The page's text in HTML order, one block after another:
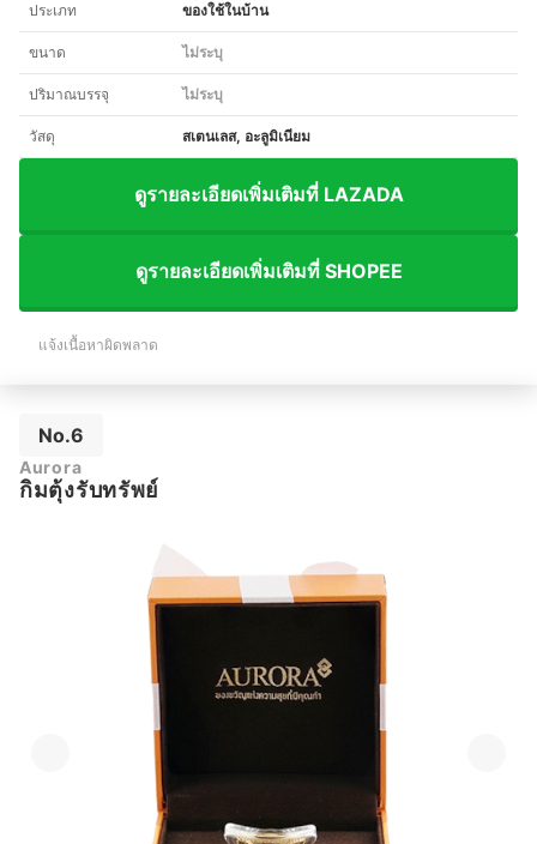
ประเภท ของใช้ในบ้าน
ขนาด ไม่ระบุ
ปริมาณบรรจุ ไม่ระบุ
วัสดุ สเตนเลส, อะลูมิเนียม
ดูรายละเอียดเพิ่มเติมที่ LAZADA
ดูรายละเอียดเพิ่มเติมที่ SHOPEE
แจ้งเนื้อหาผิดพลาด
No.6
Aurora
กิมตุ้งรับทรัพย์